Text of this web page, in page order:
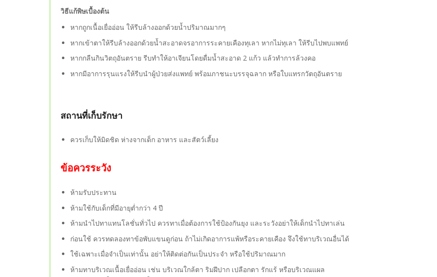
วิธีแก้พิษเบื้องต้น
หากถูกเนื้อเยื่ออ่อน ให้รีบล้างออกด้วยน้ำปริมาณมากๆ
หากเข้าตาให้รีบล้างออกด้วยน้ำสะอาดจรอาการระคายเคืองทุเลา หากไม่ทุเลา ให้รีบไปพบแพทย์
หากกลืนกินวิตถุอันตราย รีบทำให้อาเจียนโดยดื่มน้ำสะอาด 2 แก้ว แล้วทำการล้วงคอ
หากมีอาการรุนแรงให้รีบนำผู้ป่วยส่งแพทย์ พร้อมภาชนะบรรจุฉลาก หรือใบแทรกวัตถุอันตราย
สถานที่เก็บรักษา
ควรเก็บให้มิดชิด ห่างจากเด็ก อาหาร และสัตว์เลี้ยง
ข้อควรระวัง
ห้ามรับประทาน
ห้ามใช้กับเด็กที่มีอายุต่ำกว่า 4 ปี
ห้ามนำไปทาแทนโลชั่นทั่วไป ควรทาเมื่อต้องการใช้ป้องกันยุง และระวังอย่าให้เด็กนำไปทาเล่น
ก่อนใช้ ควรทดลองทาข้อพับแขนดูก่อน ถ้าไม่เกิดอาการแพ้หรือระคายเคือง จึงใช้ทาบริเวณอื่นได้
ใช้เฉพาะเมื่อจำเป็นเท่านั้น อย่าให้ติดต่อกันเป็นประจำ หรือใช้ปริมาณมาก
ห้ามทาบริเวณเนื้อเยื่ออ่อน เช่น บริเวณใกล้ตา ริมฝีปาก เปลือกตา รักแร้ หรือบริเวณแผล